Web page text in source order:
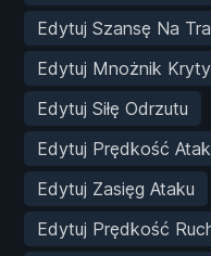
Edytuj Szansę Na
Edytuj Mnożnik
Edytuj Siłę Odrzutu
Edytuj Prędkość
Edytuj Zasięg Ataku
Edytuj Prędkość